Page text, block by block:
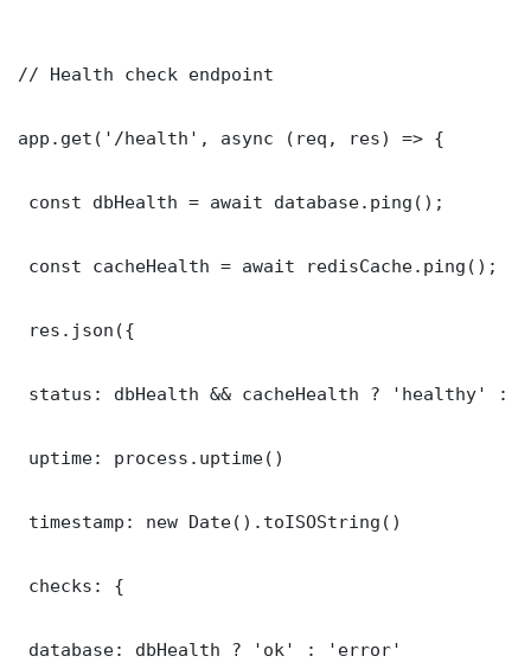
// Health check endpoint
app.get('/health', async (req, res) => {
const dbHealth = await database.ping();
const cacheHealth = await redisCache.ping();
res.json({
status: dbHealth && cacheHealth ? 'healthy' :
uptime: process.uptime()
timestamp: new Date().toISOString()
checks: {
database: dbHealth ? 'ok' : 'error'